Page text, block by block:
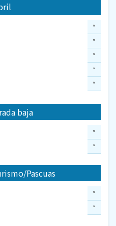
*
*
*
*
*
baja
*
*
Pascuas
*
*